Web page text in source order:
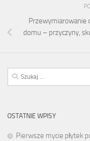
Przewymiarowanie
domu – przyczyny,
Szukaj:
OSTATNIE WPISY
Pierwsze mycie płytek